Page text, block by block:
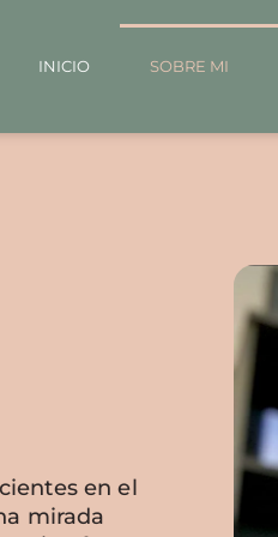
INICIO SOBRE MI
en el
mirada